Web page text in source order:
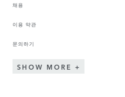
채용
이용 약관
문의하기
SHOW MORE